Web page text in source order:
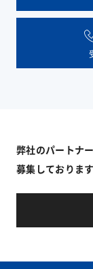
弊社のパートナ
募集しております